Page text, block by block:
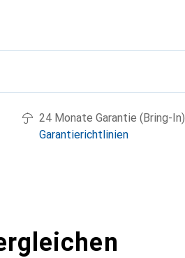
24 Monate Garantie (Bring-In)
Garantierichtlinien